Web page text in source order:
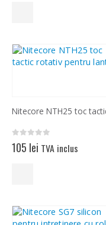
0 out of 5
105 lei TVA inclus